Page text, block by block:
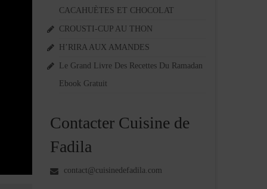
CACAHUÈTES ET CHOCOLAT
CROUSTI-CUP AU THON
H’RIRA AUX AMANDES
Le Grand Livre Des Recettes Du Ramadan
Ebook Gratuit
Contacter Cuisine de
Fadila
contact@cuisinedefadila.com